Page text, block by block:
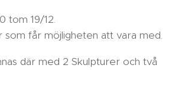
tom 19/12.
som får möjligheten att vara med.
där med 2 Skulpturer och två